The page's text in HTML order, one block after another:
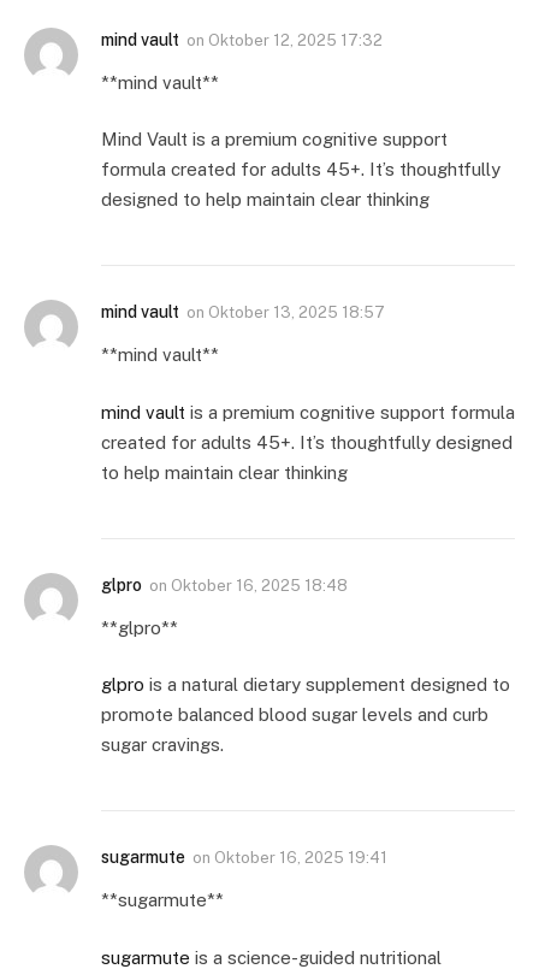
mind vault on Oktober 12, 2025 17:32
**mind vault**
Mind Vault is a premium cognitive support
formula created for adults 45+. It’s thoughtfully
designed to help maintain clear thinking
mind vault on Oktober 13, 2025 18:57
**mind vault**
mind vault is a premium cognitive support formula
created for adults 45+. It’s thoughtfully designed
to help maintain clear thinking
glpro on Oktober 16, 2025 18:48
** glpro**
glpro is a natural dietary supplement designed to
promote balanced blood sugar levels and curb
sugar cravings.
sugarmute on Oktober 16, 2025 19:41
** sugarmute**
sugarmute is a science-guided nutritional